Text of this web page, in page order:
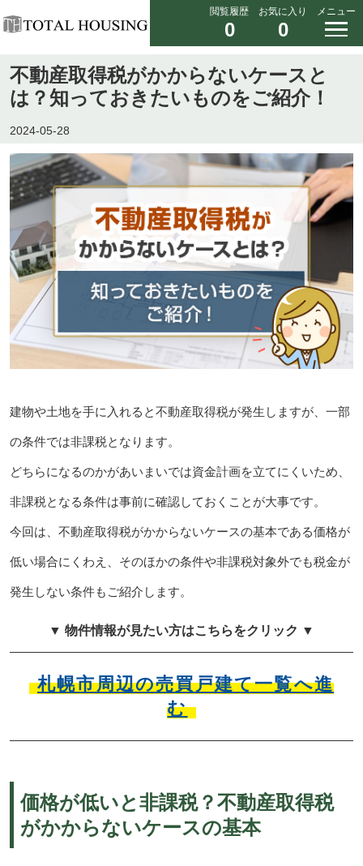
閲覧履歴
0
お気に入り
0
メニュー
不動産取得税がかからないケースと
は？知っておきたいものをご紹介！
2024-05-28
建物や土地を手に入れると不動産取得税が発生しますが、一部
の条件では非課税となります。
どちらになるのかがあいまいでは資金計画を立てにくいため、
非課税となる条件は事前に確認しておくことが大事です。
今回は、不動産取得税がかからないケースの基本である価格が
低い場合にくわえ、そのほかの条件や非課税対象外でも税金が
発生しない条件もご紹介します。
▼ 物件情報が見たい方はこちらをクリック ▼
札幌市周辺の売買戸建て一覧へ進
む
価格が低いと非課税？不動産取得税
がかからないケースの基本